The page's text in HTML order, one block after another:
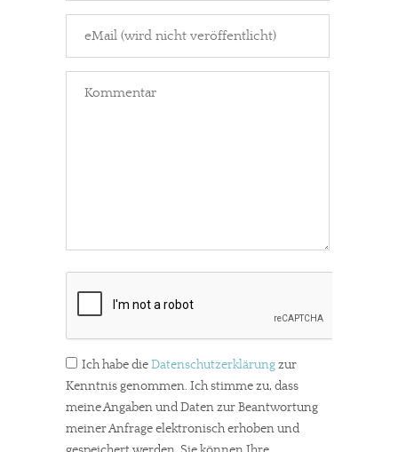
Ich habe dieDatenschutzerklärungzur
Kenntnis genommen. Ich stimme zu, dass
meine Angaben und Daten zur Beantwortung
meiner Anfrage elektronisch erhoben und